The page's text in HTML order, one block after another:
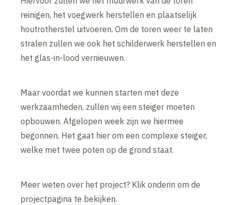
reinigen, het voegwerk herstellen en plaatselijk
houtrotherstel uitvoeren. Om de toren weer te laten
stralen zullen we ook het schilderwerk herstellen en
het glas-in-lood vernieuwen.
Maar voordat we kunnen starten met deze
werkzaamheden, zullen wij een steiger moeten
opbouwen. Afgelopen week zijn we hiermee
begonnen. Het gaat hier om een complexe steiger,
welke met twee poten op de grond staat.
Meer weten over het project? Klik onderin om de
projectpagina te bekijken.